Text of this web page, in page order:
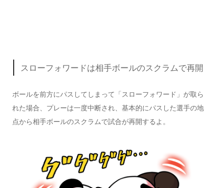
スローフォワードは相手ボールのスクラムで再開
ボールを前方にパスしてしまって「スローフォワード」が取ら
れた場合、プレーは一度中断され、基本的にパスした選手の地
点から相手ボールのスクラムで試合が再開するよ。